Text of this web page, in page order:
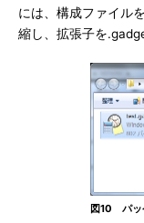
には、構成ファイル
縮し、拡張子を
図10 パッ